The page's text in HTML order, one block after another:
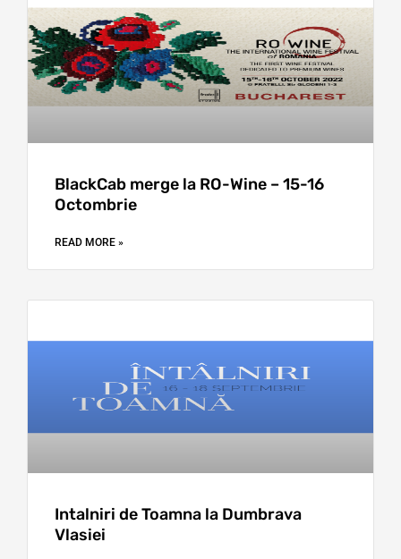
BlackCab merge la RO-Wine – 15-16
Octombrie
READ MORE »
Intalniri de Toamna la Dumbrava
Vlasiei